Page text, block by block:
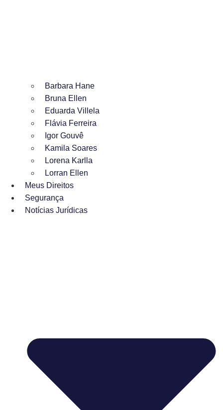
Barbara Hane
Bruna Ellen
Eduarda Villela
Flávia Ferreira
Igor Gouvê
Kamila Soares
Lorena Karlla
Lorran Ellen
Meus Direitos
Segurança
Notícias Jurídicas